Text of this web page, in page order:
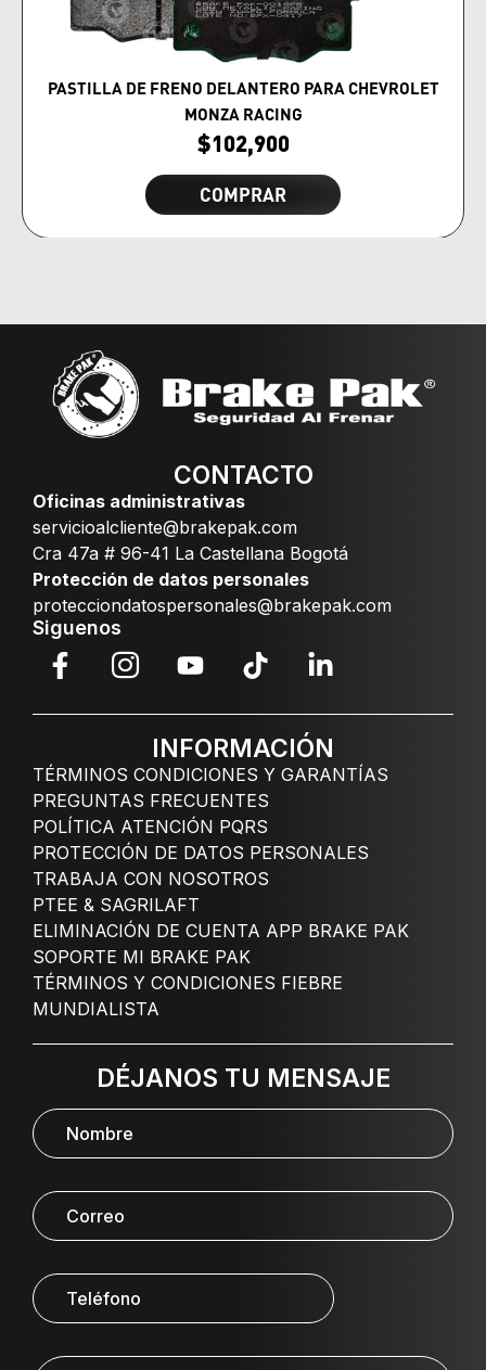
PASTILLA DE FRENO DELANTERO PARA CHEVROLET
MONZA RACING
$102,900
COMPRAR
CONTACTO
Oficinas administrativas
servicioalcliente@brakepak.com
Cra 47a # 96-41 La Castellana Bogotá
Protección de datos personales
protecciondatospersonales@brakepak.com
Siguenos
INFORMACIÓN
TÉRMINOS CONDICIONES Y GARANTÍAS
PREGUNTAS FRECUENTES
POLÍTICA ATENCIÓN PQRS
PROTECCIÓN DE DATOS PERSONALES
TRABAJA CON NOSOTROS
PTEE & SAGRILAFT
ELIMINACIÓN DE CUENTA APP BRAKE PAK
SOPORTE MI BRAKE PAK
TÉRMINOS Y CONDICIONES FIEBRE
MUNDIALISTA
DÉJANOS TU MENSAJE